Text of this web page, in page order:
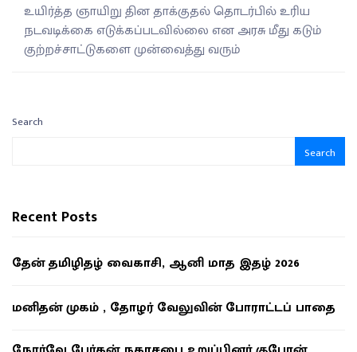
உயிர்த்த ஞாயிறு தின தாக்குதல் தொடர்பில் உரிய
நடவடிக்கை எடுக்கப்படவில்லை என அரசு மீது கடும்
குற்றச்சாட்டுகளை முன்வைத்து வரும்
Search
Search
Recent Posts
தேன் தமிழிதழ் வைகாசி, ஆனி மாத இதழ் 2026
மனிதன் முகம் , தோழர் வேலுவின் போராட்டப் பாதை